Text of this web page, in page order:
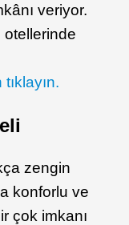
veriyor.
otellerinde
zengin
konforlu ve
çok imkanı